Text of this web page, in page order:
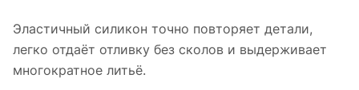
Эластичный силикон точно повторяет детали,
легко отдаёт отливку без сколов и выдерживает
многократное литьё.